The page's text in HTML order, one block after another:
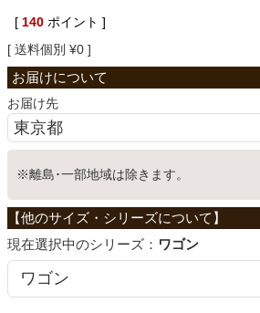
収納家具
こたつ
[ 140 ポイント ]
送料個別 ¥0
お届け先
※離島･一部地域は除きます。
シリーズ： ワゴン